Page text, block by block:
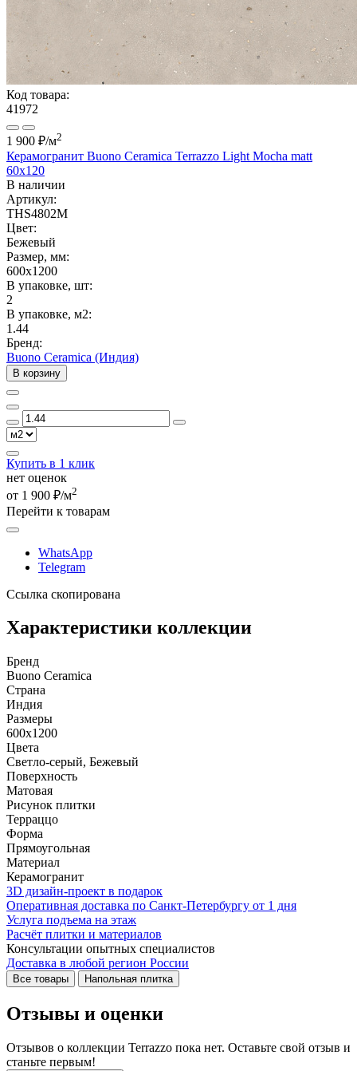
Код товара:
41972
1 900 ₽/м2
Керамогранит Buono Ceramica Terrazzo Light Mocha matt
60x120
В наличии
Артикул:
THS4802M
Цвет:
Бежевый
Размер, мм:
600x1200
В упаковке, шт:
2
В упаковке, м2:
1.44
Бренд:
Buono Ceramica (Индия)
В корзину
Купить в 1 клик
нет оценок
от 1 900 ₽/м2
Перейти к товарам
WhatsApp
Telegram
Ссылка скопирована
Характеристики коллекции
Бренд
Buono Ceramica
Страна
Индия
Размеры
600x1200
Цвета
Светло-серый, Бежевый
Поверхность
Матовая
Рисунок плитки
Терраццо
Форма
Прямоугольная
Материал
Керамогранит
3D дизайн-проект в подарок
Оперативная доставка по Санкт-Петербургу от 1 дня
Услуга подъема на этаж
Расчёт плитки и материалов
Консультации опытных специалистов
Доставка в любой регион России
Все товары Напольная плитка
Отзывы и оценки
Отзывов о коллекции Terrazzo пока нет. Оставьте свой отзыв и
станьте первым!